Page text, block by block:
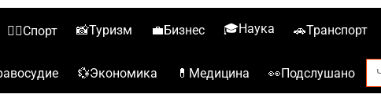
🏋️‍♀️Спорт 📸Туризм 💼Бизнес 🎓Наука 🚗Транспорт
💱Экономика 💊Медицина 👀Подслушано